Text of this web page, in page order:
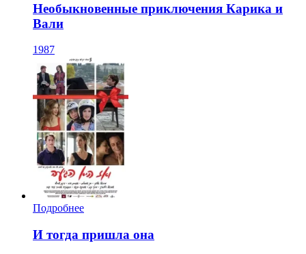
Необыкновенные приключения Карика и
Вали
1987
Подробнее
И тогда пришла она